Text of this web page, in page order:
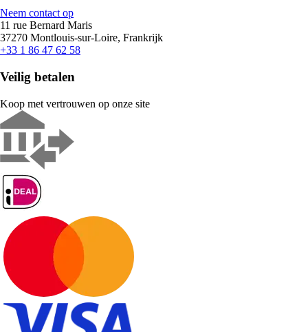
Neem contact op
11 rue Bernard Maris
37270 Montlouis-sur-Loire, Frankrijk
+33 1 86 47 62 58
Veilig betalen
Koop met vertrouwen op onze site